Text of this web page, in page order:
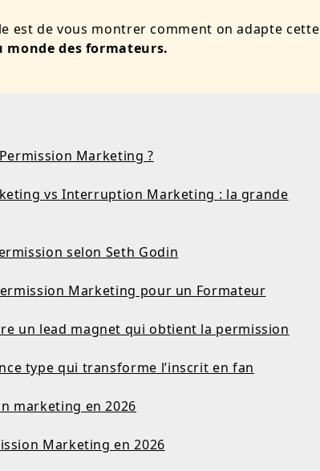
est de vous montrer comment on adapte cette
monde des formateurs.
Marketing ?
vs Interruption Marketing : la grande
selon Seth Godin
Marketing pour un Formateur
un lead magnet qui obtient la permission
type qui transforme l’inscrit en fan
marketing en 2026
Marketing en 2026